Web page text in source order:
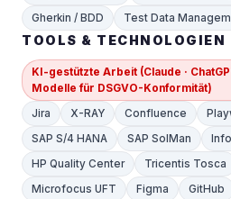
Gherkin / BDD
Test Data
TOOLS & TECHNOLOGIEN
KI-gestützte Arbeit (Claude ·
Modelle für DSGVO-Konformität)
Jira
X-RAY Confluence
SAP S/4 HANA
SAP SolMan
HP Quality Center
Tricentis Tosca
Microfocus UFT
Figma GitHub